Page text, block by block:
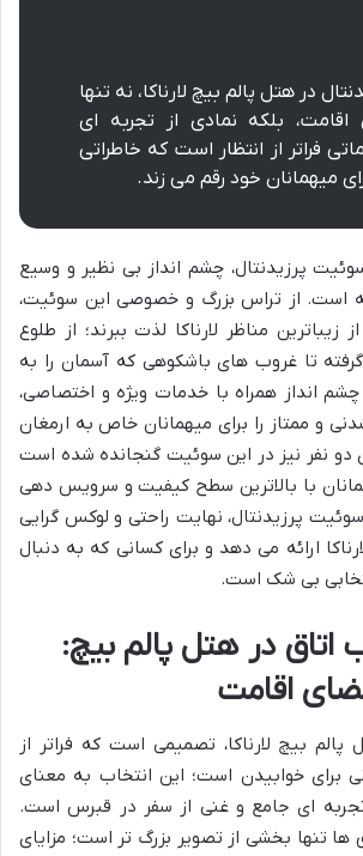
در هتل پالم بیچ لارناکا، نه تنها
اقامت، بلکه نمادی از تجربه ای
فراتر از انتظار است که خاطراتی
میهمانان خود رقم می زند.
پرزیدنتال، چشم انداز بی نظیر و وسیع
است. از تراس بزرگ و خصوصی این سوئیت،
زیباترین مناظر لارناکا لذت ببرند؛ از طلوع
گرفته تا غروب های باشکوهی که آسمان را به
انداز همراه با خدمات ویژه و اختصاصی،
و ممتاز را برای میهمانان خاص به ارمغان
دو نفر نیز در این سوئیت گنجانده شده است
با بالاترین سطح کیفیت و سرویس دهی
پرزیدنتال، نهایت راحتی و لوکس گرایی
ارائه می دهد و برای کسانی که به دنبال
بی شک است.
اتاق در هتل پالم بیچ:
اقامت
پالم بیچ لارناکا، تصمیمی است که فراتر از
برای خوابیدن است؛ این انتخاب به معنای
ای جامع و غنی از سفر در قبرس است.
ها تنها بخشی از تصویر بزرگ تر است؛ مزایای